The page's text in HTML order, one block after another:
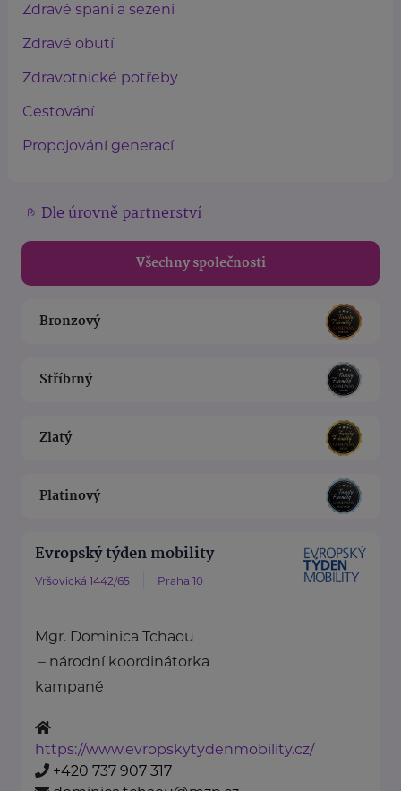
Zdravé spaní a sezení
Zdravé obutí
Zdravotnické potřeby
Cestování
Propojování generací
Dle úrovně partnerství
Všechny společnosti
Bronzový
Stříbrný
Zlatý
Platinový
Evropský týden mobility
Vršovická 1442/65 Praha 10
Mgr. Dominica Tchaou
– národní koordinátorka
kampaně
https://www.evropskytydenmobility.cz/
+420 737 907 317